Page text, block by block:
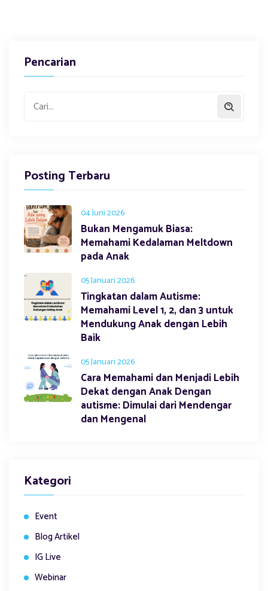
Pencarian
Posting Terbaru
04 Juni 2026
Bukan Mengamuk Biasa:
Memahami Kedalaman Meltdown
pada Anak
05 Januari 2026
Tingkatan dalam Autisme:
Memahami Level 1, 2, dan 3 untuk
Mendukung Anak dengan Lebih
Baik
05 Januari 2026
Cara Memahami dan Menjadi Lebih
Dekat dengan Anak Dengan
autisme: Dimulai dari Mendengar
dan Mengenal
Kategori
Event
Blog Artikel
IG Live
Webinar